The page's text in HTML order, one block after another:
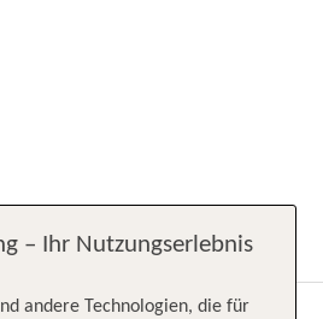
– Ihr Nutzungserlebnis
andere Technologien, die für